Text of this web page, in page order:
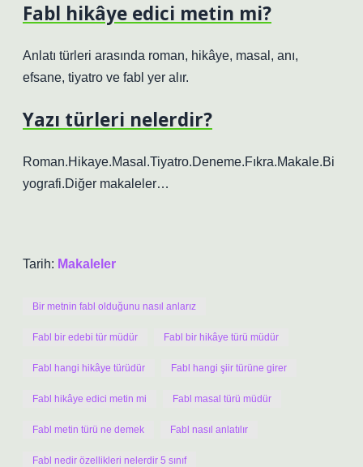
Fabl hikâye edici metin mi?
Anlatı türleri arasında roman, hikâye, masal, anı,
efsane, tiyatro ve fabl yer alır.
Yazı türleri nelerdir?
Roman.Hikaye.Masal.Tiyatro.Deneme.Fıkra.Makale.Bi
yografi.Diğer makaleler…
Tarih: Makaleler
Bir metnin fabl olduğunu nasıl anlarız
Fabl bir edebi tür müdür Fabl bir hikâye türü müdür
Fabl hangi hikâye türüdür Fabl hangi şiir türüne girer
Fabl hikâye edici metin mi Fabl masal türü müdür
Fabl metin türü ne demek Fabl nasıl anlatılır
Fabl nedir özellikleri nelerdir 5 sınıf